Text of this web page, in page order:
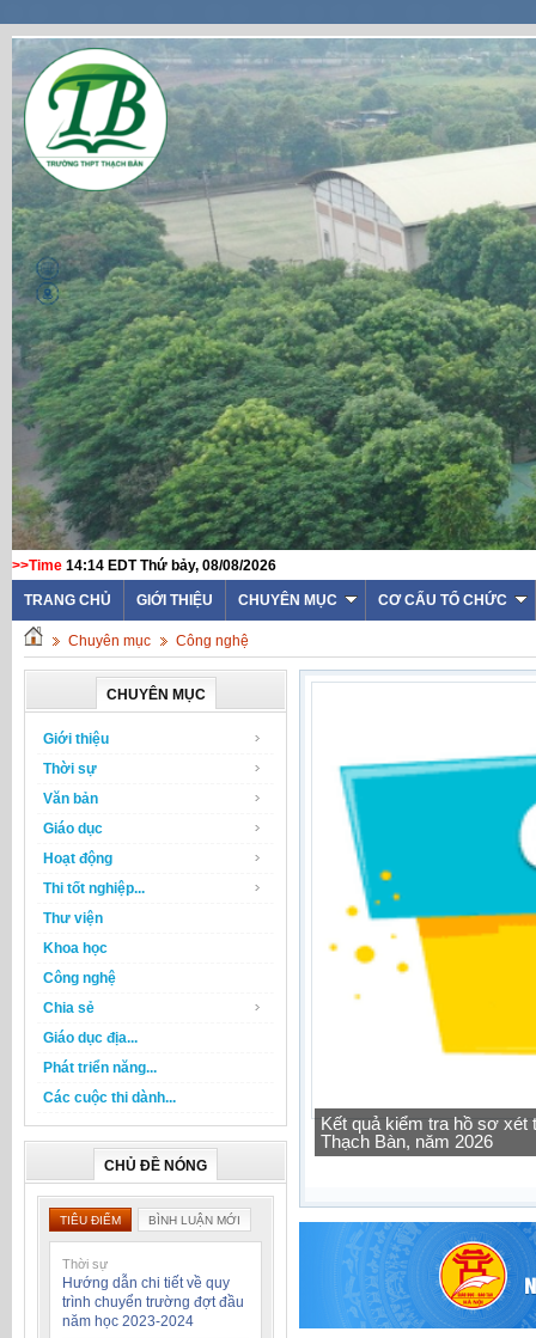
>>Time 14:14 EDT Thứ bảy, 08/08/2026
TRANG CHỦ GIỚI THIỆU CHUYÊN MỤC CƠ CẤU TỔ CHỨC
Chuyên mục Công nghệ
CHUYÊN MỤC
Giới thiệu
Thời sự
Văn bản
Giáo dục
Hoạt động
Thi tốt nghiệp...
Thư viện
Khoa học
Công nghệ
Chia sẻ
Giáo dục địa...
Phát triển năng...
Các cuộc thi dành...
CHỦ ĐỀ NÓNG
TIÊU ĐIỂM BÌNH LUẬN MỚI
Thời sự
Hướng dẫn chi tiết về quy
trình chuyển trường đợt đầu
năm học 2023-2024
Kết quả kiểm tra hồ sơ
Thạch Bàn, năm 2026